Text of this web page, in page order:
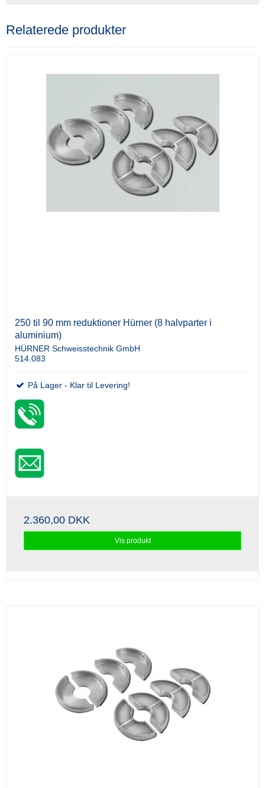
Relaterede produkter
250 til 90 mm reduktioner Hürner (8 halvparter i
aluminium)
HÜRNER Schweisstechnik GmbH
514.083
På Lager - Klar til Levering!
2.360,00 DKK
Vis produkt